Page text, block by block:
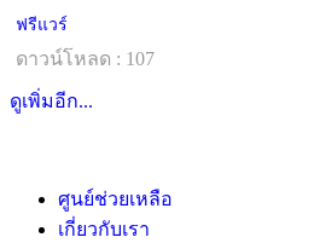
ฟรีแวร์
ดาวน์โหลด : 107
ดูเพิ่มอีก...
ศูนย์ช่วยเหลือ
เกี่ยวกับเรา